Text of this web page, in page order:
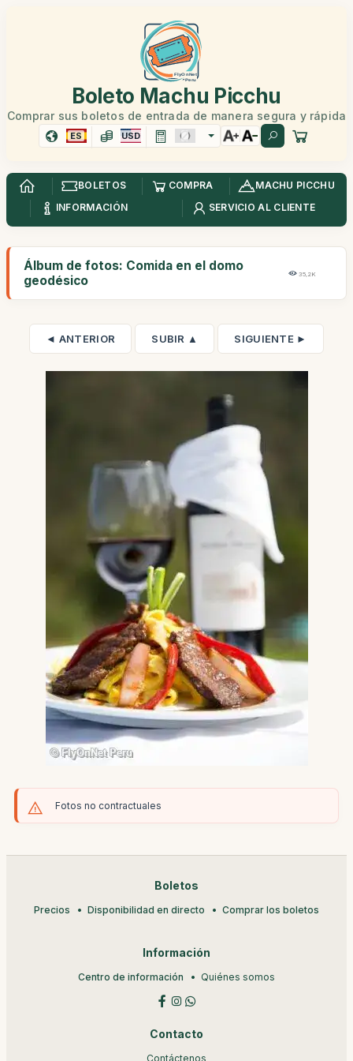
Boleto Machu Picchu
Comprar sus boletos de entrada de manera segura y rápida
ES USD
BOLETOS COMPRA
MACHU PICCHU
INFORMACIÓN
SERVICIO AL CLIENTE
Álbum de fotos: Comida en el domo
geodésico
35,2K
◄ ANTERIOR SUBIR ▲ SIGUIENTE ►
Fotos no contractuales
Boletos
Precios Disponibilidad en directo Comprar los boletos
Información
Centro de información Quiénes somos
Contacto
Contáctenos